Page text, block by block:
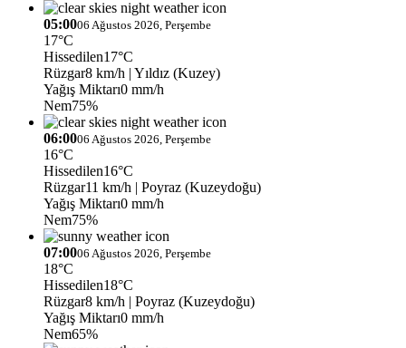
05:0006 Ağustos 2026, Perşembe
17°C
Hissedilen17°C
Rüzgar8 km/h | Yıldız (Kuzey)
Yağış Miktarı0 mm/h
Nem75%
06:0006 Ağustos 2026, Perşembe
16°C
Hissedilen16°C
Rüzgar11 km/h | Poyraz (Kuzeydoğu)
Yağış Miktarı0 mm/h
Nem75%
07:0006 Ağustos 2026, Perşembe
18°C
Hissedilen18°C
Rüzgar8 km/h | Poyraz (Kuzeydoğu)
Yağış Miktarı0 mm/h
Nem65%